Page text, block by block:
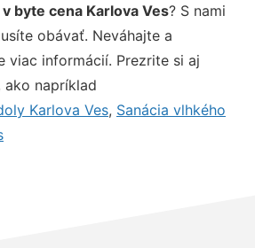
byte cena Karlova Ves? S nami
obávať. Neváhajte a
viac informácií. Prezrite si aj
ako napríklad
Karlova Ves, Sanácia vlhkého